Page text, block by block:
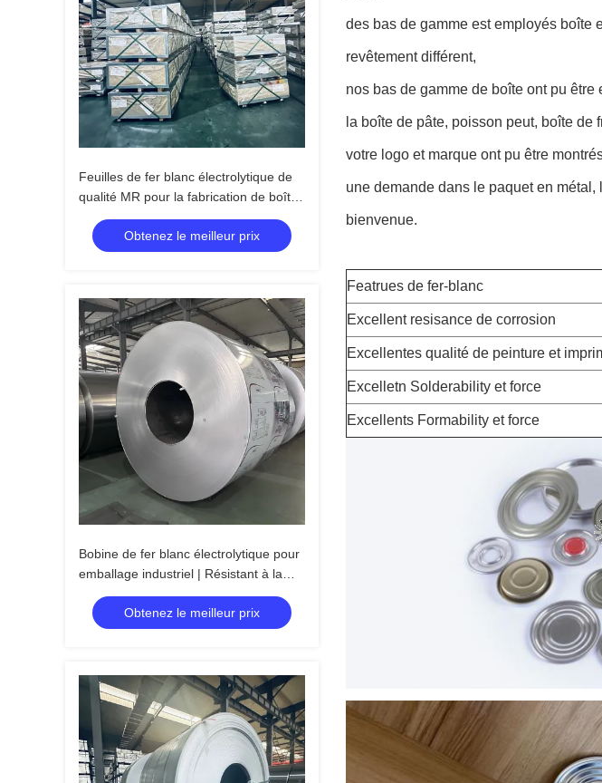
Feuilles de fer blanc électrolytique de
qualité MR pour la fabrication de boîtes
de conserve
Obtenez le meilleur prix
Bobine de fer blanc électrolytique pour
emballage industriel | Résistant à la
rouille
Obtenez le meilleur prix
des bas de gamme est employés boîte
revêtement différent,
nos bas de gamme de boîte ont pu
la boîte de pâte, poisson peut, boîte
votre logo et marque ont pu être
une demande dans le paquet en
bienvenue.
Featrues de fer-blanc
Excellent resisance de corrosion
Excellentes qualité de peinture et
Excelletn Solderability et force
Excellents Formability et force